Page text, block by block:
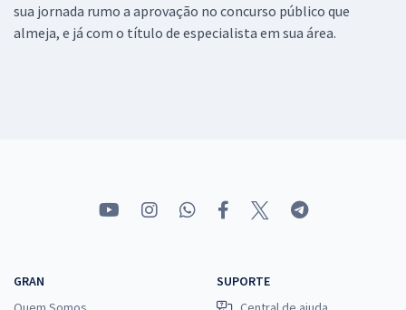
sua jornada rumo a aprovação no concurso público que
almeja, e já com o título de especialista em sua área.
GRAN
SUPORTE